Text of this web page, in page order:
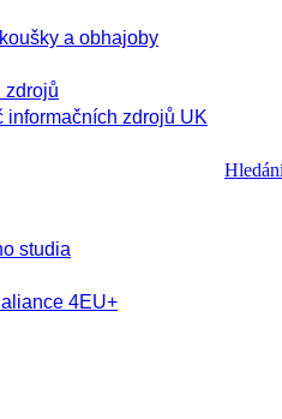
a obhajoby
zdrojů
informačních zdrojů UK
studia
4EU+